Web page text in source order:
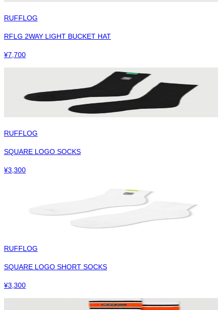
RUFFLOG
RFLG 2WAY LIGHT BUCKET HAT
¥7,700
RUFFLOG
SQUARE LOGO SOCKS
¥3,300
RUFFLOG
SQUARE LOGO SHORT SOCKS
¥3,300